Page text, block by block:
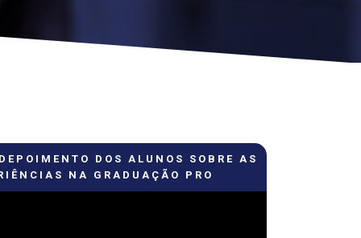
DOS ALUNOS SOBRE AS
NA GRADUAÇÃO PRO